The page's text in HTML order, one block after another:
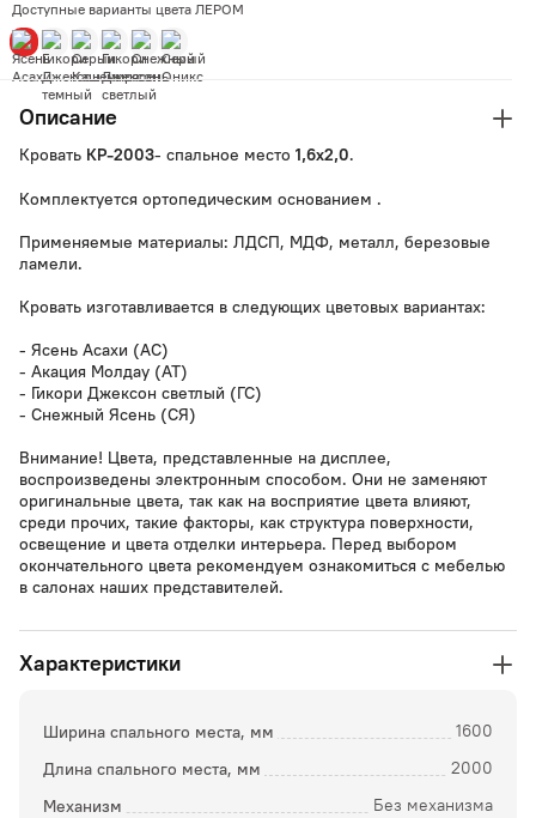
Доступные варианты цвета ЛЕРОМ
Описание
Кровать КР-2003- спальное место 1,6х2,0.
Комплектуется ортопедическим основанием .
Применяемые материалы: ЛДСП, МДФ, металл, березовые
ламели.
Кровать изготавливается в следующих цветовых вариантах:
- Ясень Асахи (АС)
- Акация Молдау (АТ)
- Гикори Джексон светлый (ГС)
- Снежный Ясень (СЯ)
Внимание! Цвета, представленные на дисплее,
воспроизведены электронным способом. Они не заменяют
оригинальные цвета, так как на восприятие цвета влияют,
среди прочих, такие факторы, как структура поверхности,
освещение и цвета отделки интерьера. Перед выбором
окончательного цвета рекомендуем ознакомиться с мебелью
в салонах наших представителей.
Характеристики
Ширина спального места, мм 1600
Длина спального места, мм 2000
Механизм Без механизма